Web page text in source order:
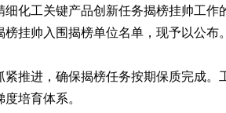
化工关键产品创新任务揭榜挂帅工
挂帅入围揭榜单位名单，现予以公布
推进，确保揭榜任务按期保质完成
培育体系。